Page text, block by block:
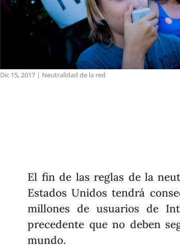
Dic 15, 2017 | Neutralidad de la red
El fin de las reglas de la
Estados Unidos tendrá
millones de usuarios de
precedente que no deben
mundo.